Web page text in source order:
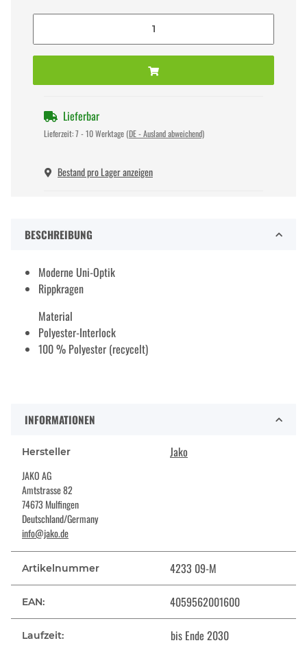
Lieferbar
Lieferzeit:7 - 10 Werktage (DE - Ausland abweichend)
Bestand pro Lager anzeigen
BESCHREIBUNG
Moderne Uni-Optik
Rippkragen
Material
Polyester-Interlock
100 % Polyester (recycelt)
INFORMATIONEN
Hersteller Jako
JAKO AG
Amtstrasse 82
74673 Mulfingen
Deutschland/Germany
info@jako.de
Artikelnummer 4233 09-M
EAN: 4059562001600
Laufzeit: bis Ende 2030